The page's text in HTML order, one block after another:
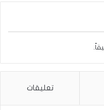
تعليقات